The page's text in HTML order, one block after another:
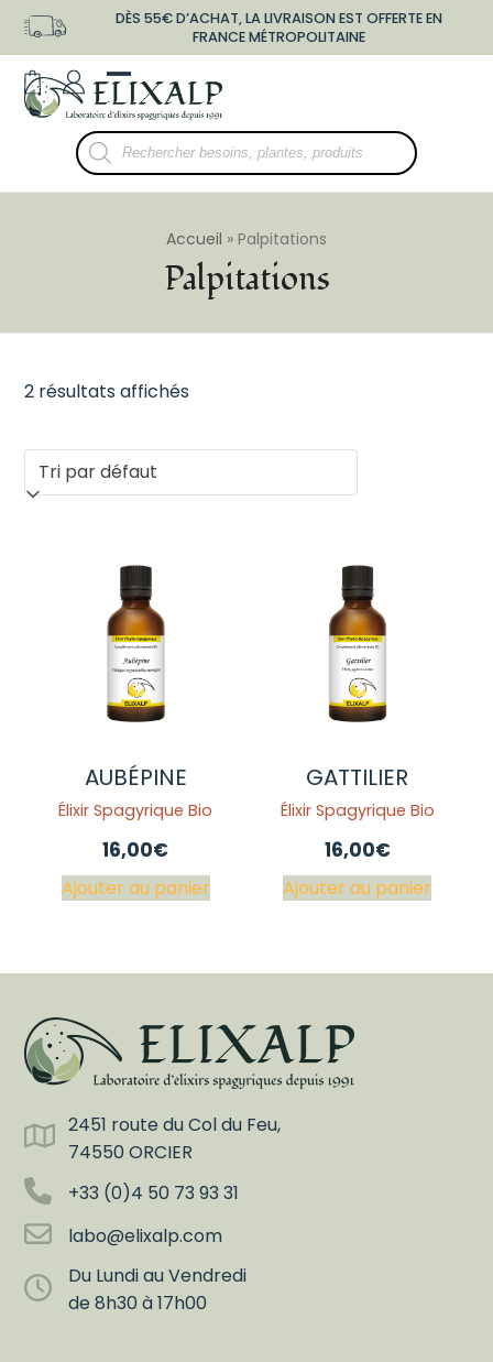
Skip
content
DÈS 55€ D’ACHAT, LA LIVRAISON EST OFFERTE EN
FRANCE MÉTROPOLITAINE
shopping-
bag
user-
o
Open
mobile
menu
Close
mobile
menu
Recherche
de
produits
Palpitations
Accueil » Palpitations
2 résultats affichés
AUBÉPINE
Élixir Spagyrique Bio
16,00€
Ajouter au panier
GATTILIER
Élixir Spagyrique Bio
16,00€
Ajouter au panier
2451 route du Col du Feu,
74550 ORCIER
+33 (0)4 50 73 93 31
labo@elixalp.com
Du Lundi au Vendredi
de 8h30 à 17h00